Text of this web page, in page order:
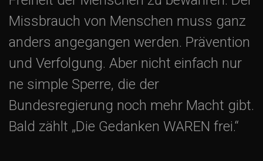
Missbrauch von Menschen muss ganz
anders angegangen werden. Prävention
und Verfolgung. Aber nicht einfach nur
ne simple Sperre, die der
Bundesregierung noch mehr Macht gibt.
Bald zählt „Die Gedanken WAREN frei.“